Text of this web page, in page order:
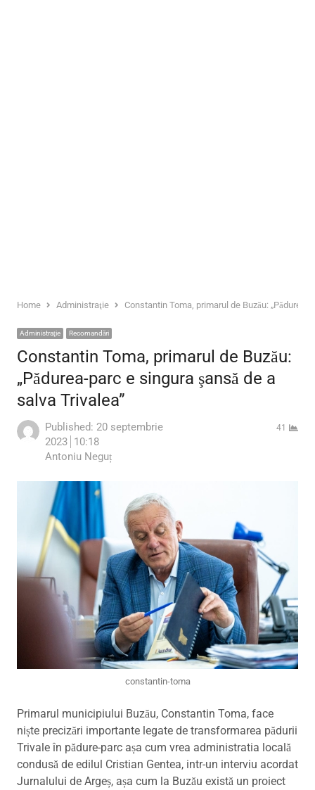
Home Administraţie Constantin Toma, primarul de Buzău:
Administraţie Recomandări
Constantin Toma, primarul de Buzău:
„Pădurea-parc e singura şansă de a
salva Trivalea”
Published: 20 septembrie
2023 10:18
Author
Antoniu Neguț
41
constantin-toma
Primarul municipiului Buzău, Constantin Toma, face
niște precizări importante legate de transformarea pădurii
Trivale în pădure-parc așa cum vrea administratia locală
condusă de edilul Cristian Gentea, intr-un interviu acordat
Jurnalului de Argeș, așa cum la Buzău există un proiect